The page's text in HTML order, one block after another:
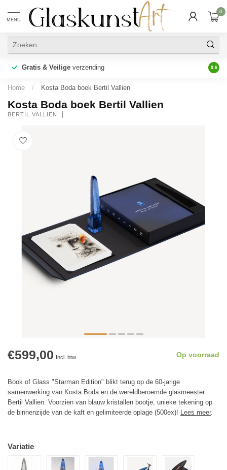
MENU
0
Gratis & Veilige verzending 9.6
Home / Kosta Boda boek Bertil Vallien
Kosta Boda boek Bertil Vallien
BERTIL VALLIEN
€599,00 Incl. btw Op voorraad
Book of Glass "Starman Edition" blikt terug op de 60-jarige
samenwerking van Kosta Boda en de wereldberoemde glasmeester
Bertil Vallien. Voorzien van blauw kristallen bootje, unieke tekening op
de binnenzijde van de kaft en gelimiteerde oplage (500ex)! Lees meer.
Variatie